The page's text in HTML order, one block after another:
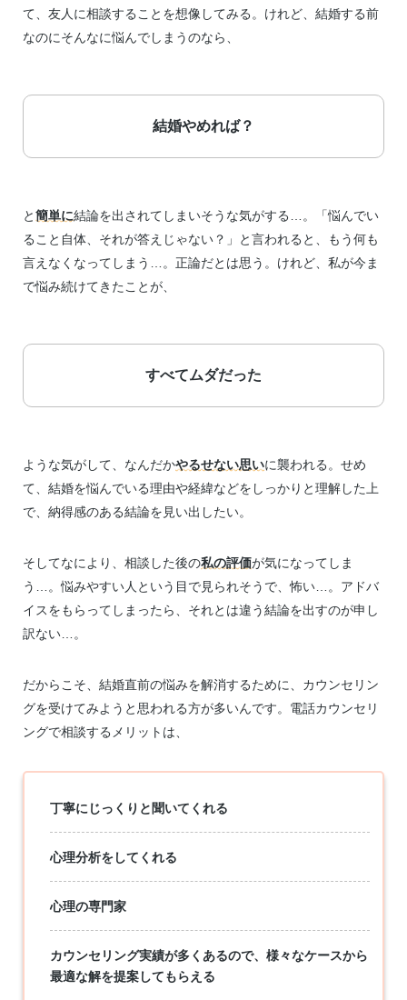
て、友人に相談することを想像してみる。けれど、結婚する前
なのにそんなに悩んでしまうのなら、
結婚やめれば？
と簡単に結論を出されてしまいそうな気がする…。「悩んでい
ること自体、それが答えじゃない？」と言われると、もう何も
言えなくなってしまう…。正論だとは思う。けれど、私が今ま
で悩み続けてきたことが、
すべてムダだった
ような気がして、なんだかやるせない思いに襲われる。せめ
て、結婚を悩んでいる理由や経緯などをしっかりと理解した上
で、納得感のある結論を見い出したい。
そしてなにより、相談した後の私の評価が気になってしま
う…。悩みやすい人という目で見られそうで、怖い…。アドバ
イスをもらってしまったら、それとは違う結論を出すのが申し
訳ない…。
だからこそ、結婚直前の悩みを解消するために、カウンセリン
グを受けてみようと思われる方が多いんです。電話カウンセリ
ングで相談するメリットは、
丁寧にじっくりと聞いてくれる
心理分析をしてくれる
心理の専門家
カウンセリング実績が多くあるので、様々なケースから
最適な解を提案してもらえる